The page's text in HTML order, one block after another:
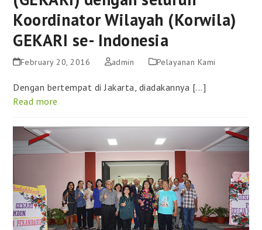
Koordinator Wilayah (Korwila)
GEKARI se- Indonesia
February 20, 2016 admin Pelayanan Kami
Dengan bertempat di Jakarta, diadakannya [...]
Read more